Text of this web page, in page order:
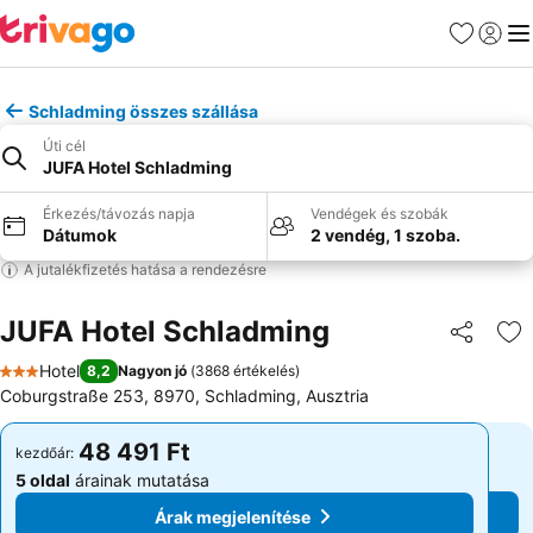
Kedvencek
Schladming összes szállása
Úti cél
JUFA Hotel Schladming
Érkezés/távozás napja
Dátumok
Vendégek és szobák
2 vendég, 1 szoba.
A jutalékfizetés hatása a rendezésre
JUFA Hotel Schladming
3 Kategória
Hotel 8,2 Nagyon jó (3868 értékelés)
Coburgstraße 253, 8970, Schladming, Ausztria
kezdőár: 48 491 Ft
5 oldal árainak mutatása
Árak megjelenítése
kezdőár: 48 491 Ft
5 oldal árainak mutatása
Árak megjelenítése